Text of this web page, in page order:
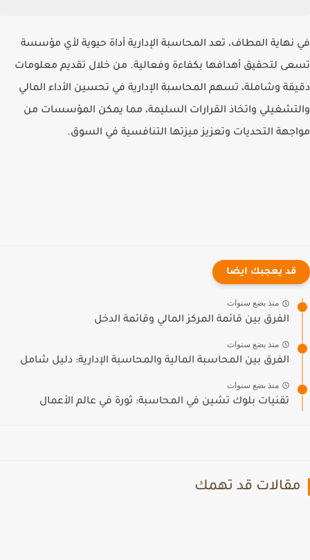
في نهاية المطاف، تعد المحاسبة الإدارية أداة حيوية لأي مؤسسة
تسعى لتحقيق أهدافها بكفاءة وفعالية. من خلال تقديم معلومات
دقيقة وشاملة، تسهم المحاسبة الإدارية في تحسين الأداء المالي
والتشغيلي واتخاذ القرارات السليمة، مما يمكن المؤسسات من
مواجهة التحديات وتعزيز ميزتها التنافسية في السوق.
قد يعجبك ايضا
منذ بضع سنوات
الفرق بين قائمة المركز المالي وقائمة الدخل
منذ بضع سنوات
الفرق بين المحاسبة المالية والمحاسبة الإدارية: دليل شامل
منذ بضع سنوات
تقنيات بلوك تشين في المحاسبة: ثورة في عالم الأعمال
مقالات قد تهمك